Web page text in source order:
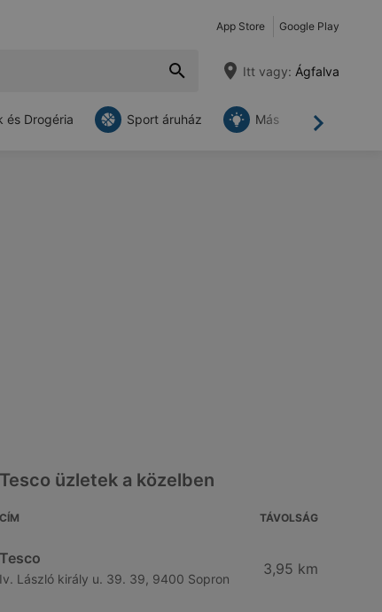
App Store Google Play
Itt vagy: Ágfalva
Tovább
és Drogéria Sport áruház Más
Tesco üzletek a közelben
CÍM TÁVOLSÁG
Tesco
Iv. László király u. 39. 39, 9400 Sopron
3,95 km